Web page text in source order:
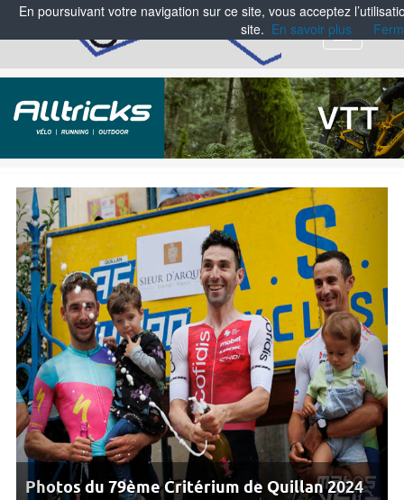
Menu
Photos du 79ème Critérium de Quillan 2024
En poursuivant votre navigation sur ce site, vous acceptez
site. En savoir plus